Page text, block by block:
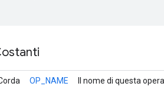
OP_NAME Il nome di questa